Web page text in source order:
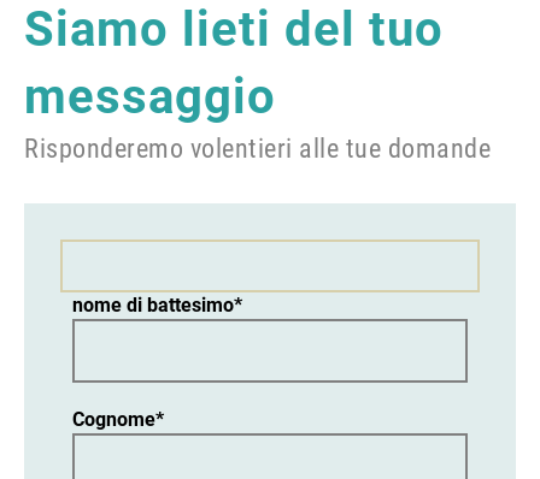
Siamo lieti del tuo
messaggio
Risponderemo volentieri alle tue domande
nome di battesimo*
Cognome*